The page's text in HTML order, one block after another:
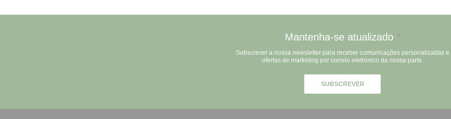
Mantenha-se atualizado *
Subscrever a nossa newsletter para receber comunicações personalizadas e
ofertas de marketing por correio eletrónico da nossa parte.
SUBSCREVER